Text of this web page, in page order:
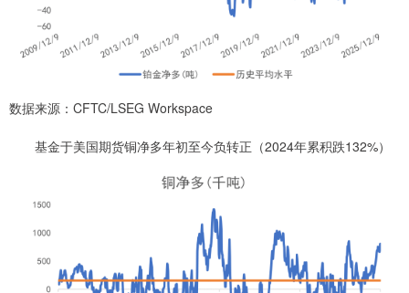
数据来源：CFTC/LSEG Workspace
基金于美国期货铜净多年初至今负转正（2024年累积跌132%）